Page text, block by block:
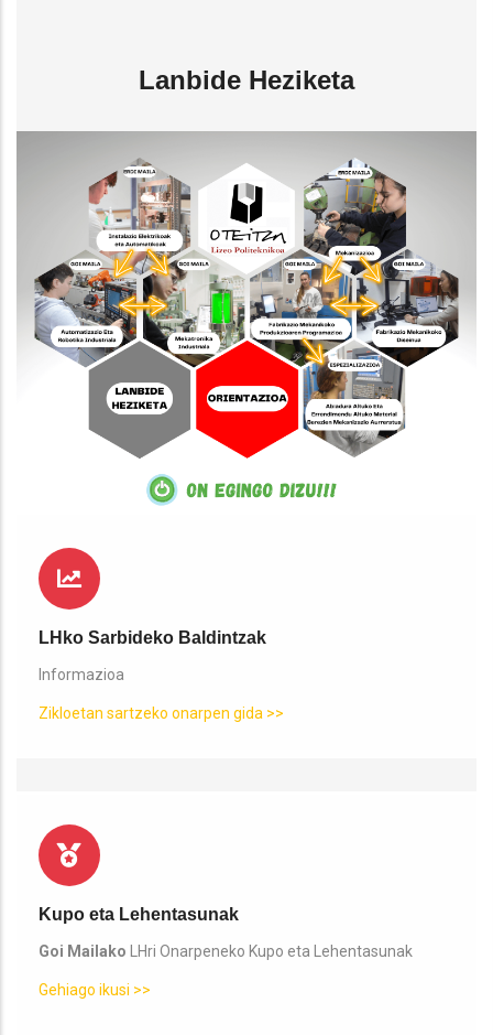
Lanbide Heziketa
LHko Sarbideko Baldintzak
Informazioa
Zikloetan sartzeko onarpen gida >>
Kupo eta Lehentasunak
Goi Mailako LHri Onarpeneko Kupo eta Lehentasunak
Gehiago ikusi >>